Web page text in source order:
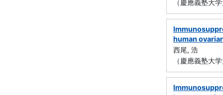
（慶應義塾大
human
西尾, 浩
（慶應義塾大